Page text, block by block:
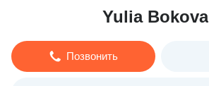
Yulia Bokova
Позвонить